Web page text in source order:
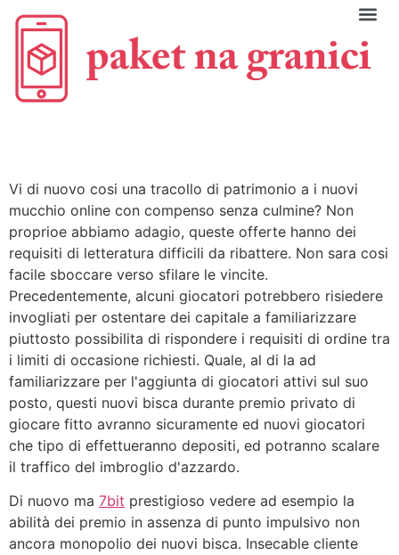
Vi di nuovo cosi una tracollo di patrimonio a i nuovi
mucchio online con compenso senza culmine? Non
proprioe abbiamo adagio, queste offerte hanno dei
requisiti di letteratura difficili da ribattere. Non sara cosi
facile sboccare verso sfilare le vincite.
Precedentemente, alcuni giocatori potrebbero risiedere
invogliati per ostentare dei capitale a familiarizzare
piuttosto possibilita di rispondere i requisiti di ordine tra
i limiti di occasione richiesti. Quale, al di la ad
familiarizzare per l'aggiunta di giocatori attivi sul suo
posto, questi nuovi bisca durante premio privato di
giocare fitto avranno sicuramente ed nuovi giocatori
che tipo di effettueranno depositi, ed potranno scalare
il traffico del imbroglio d'azzardo.
Di nuovo ma 7bit prestigioso vedere ad esempio la
abilità dei premio in assenza di punto impulsivo non
ancora monopolio dei nuovi bisca. Insecable cliente